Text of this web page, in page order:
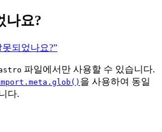
나요?
되었나요?”
파일에서만 사용할 수 있습니다.
을 사용하여 동일
다.